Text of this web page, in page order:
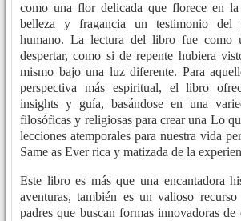
como una flor delicada que florece en
belleza y fragancia un testimonio del
humano. La lectura del libro fue como
despertar, como si de repente hubiera
mismo bajo una luz diferente. Para
perspectiva más espiritual, el libro
insights y guía, basándose en una
filosóficas y religiosas para crear una Lo
lecciones atemporales para nuestra vida
Same as Ever rica y matizada de la
Este libro es más que una encantadora
aventuras, también es un valioso
padres que buscan formas innovadoras de